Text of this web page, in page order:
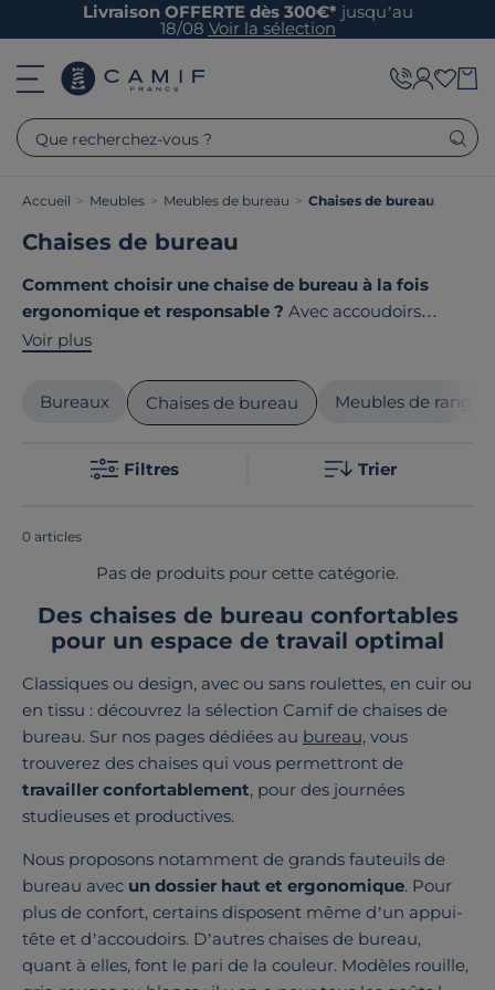
Livraison OFFERTE dès 300€* jusqu’au
18/08 Voir la sélection
Que recherchez-vous ?
Accueil > Meubles > Meubles de bureau > Chaises de bureau
Chaises de bureau
Comment choisir une chaise de bureau à la fois
ergonomique et responsable ? Avec accoudoirs
réglables, dossier ajustable ou assise modulable : les
pour un confort optimal. Chez Camif, nous
sélectionnons des modèles qui allient bien-être au
commun de nos produits ? Ils sont tousfabriqués en
Voir plus
Bureaux Chaises de bureau Meubles de
Filtres Trier
0 articles
Pas de produits pour cette catégorie.
Des chaises de bureau confortables
pour un espace de travail optimal
Classiques ou design, avec ou sans roulettes, en cuir ou
en tissu : découvrez la sélection Camif de chaises de
bureau. Sur nos pages dédiées au bureau, vous
trouverez des chaises qui vous permettront de
travailler confortablement, pour des journées
studieuses et productives.
Nous proposons notamment de grands fauteuils de
bureau avec un dossier haut et ergonomique. Pour
plus de confort, certains disposent même d’un appui-
tête et d’accoudoirs. D’autres chaises de bureau,
quant à elles, font le pari de la couleur. Modèles rouille,